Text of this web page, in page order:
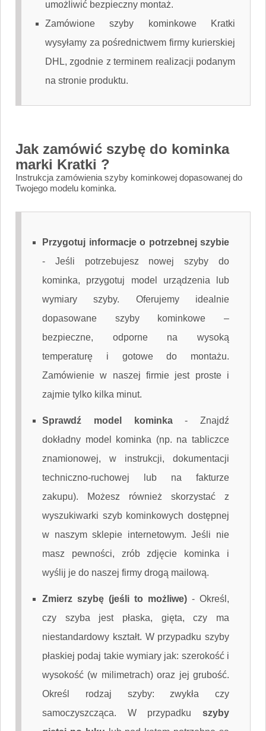
umożliwić bezpieczny montaż.
Zamówione szyby kominkowe Kratki
wysyłamy za pośrednictwem firmy kurierskiej
DHL, zgodnie z terminem realizacji podanym
na stronie produktu.
Jak zamówić szybę do kominka
marki Kratki ?
Instrukcja zamówienia szyby kominkowej dopasowanej do
Twojego modelu kominka.
Przygotuj informacje o potrzebnej szybie
- Jeśli potrzebujesz nowej szyby do
kominka, przygotuj model urządzenia lub
wymiary szyby. Oferujemy idealnie
dopasowane szyby kominkowe –
bezpieczne, odporne na wysoką
temperaturę i gotowe do montażu.
Zamówienie w naszej firmie jest proste i
zajmie tylko kilka minut.
Sprawdź model kominka- Znajdź
dokładny model kominka (np. na tabliczce
znamionowej, w instrukcji, dokumentacji
techniczno-ruchowej lub na fakturze
zakupu). Możesz również skorzystać z
wyszukiwarki szyb kominkowych dostępnej
w naszym sklepie internetowym. Jeśli nie
masz pewności, zrób zdjęcie kominka i
wyślij je do naszej firmy drogą mailową.
Zmierz szybę (jeśli to możliwe) - Określ,
czy szyba jest płaska, gięta, czy ma
niestandardowy kształt. W przypadku szyby
płaskiej podaj takie wymiary jak: szerokość i
wysokość (w milimetrach) oraz jej grubość.
Określ rodzaj szyby: zwykła czy
samoczyszcząca. W przypadku szyby